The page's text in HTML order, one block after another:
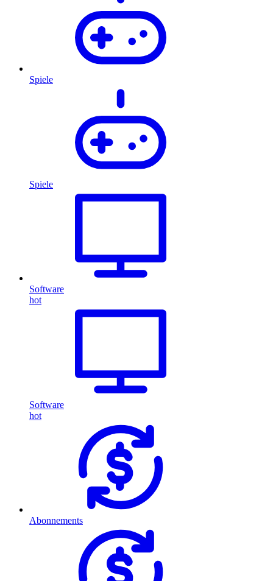
Spiele
Spiele
Software
hot
Software
hot
Abonnements